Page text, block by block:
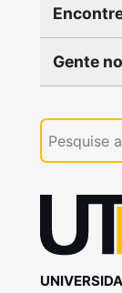
Gente